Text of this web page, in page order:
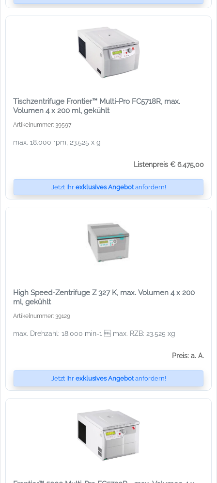
Tischzentrifuge Frontier™ Multi-Pro FC5718R, max.
Volumen 4 x 200 ml, gekühlt
Artikelnummer: 39597
max. 18.000 rpm, 23.525 x g
Listenpreis € 6.475,00
Jetzt Ihr exklusives Angebotanfordern!
High Speed-Zentrifuge Z 327 K, max. Volumen 4 x 200
ml, gekühlt
Artikelnummer: 39129
max. Drehzahl: 18.000 min-1  max. RZB: 23.525 xg
Preis: a. A.
Jetzt Ihr exklusives Angebotanfordern!